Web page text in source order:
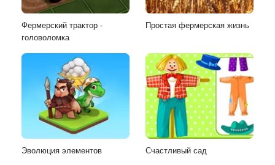
Фермерский трактор -
головоломка
Простая фермерская жизнь
Эволюция элементов Счастливый сад